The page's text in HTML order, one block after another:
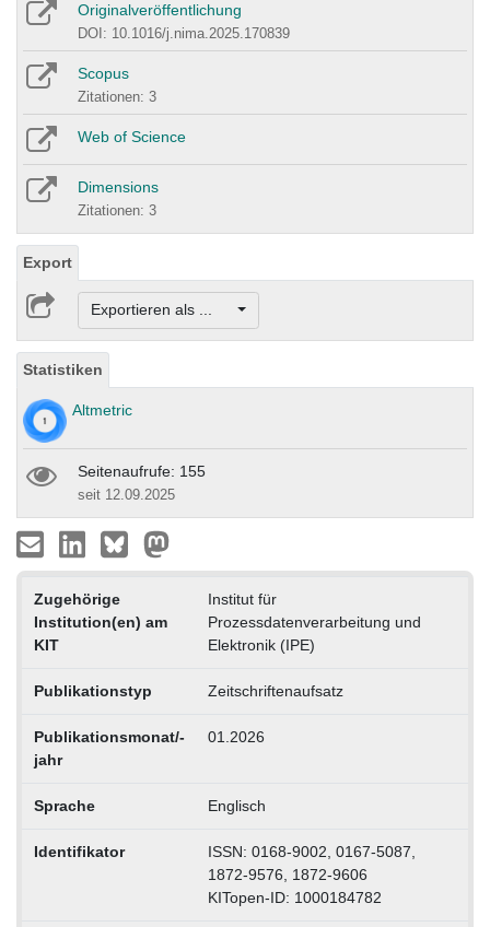
Originalveröffentlichung
DOI: 10.1016/j.nima.2025.170839
Scopus
Zitationen: 3
Web of Science
Dimensions
Zitationen: 3
Export
Exportieren als ...
Statistiken
Altmetric
Seitenaufrufe: 155
seit 12.09.2025
Zugehörige
Institution(en) am
KIT
Institut für
Prozessdatenverarbeitung und
Elektronik (IPE)
Publikationstyp Zeitschriftenaufsatz
Publikationsmonat/-
jahr
01.2026
Sprache Englisch
Identifikator
ISSN: 0168-9002, 0167-5087,
1872-9576, 1872-9606
KITopen-ID: 1000184782